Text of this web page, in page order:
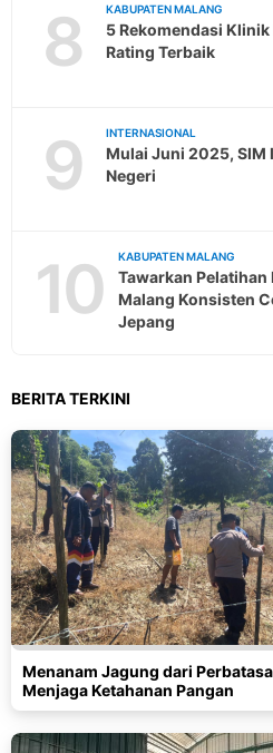
8 KABUPATEN MALANG
5 Rekomendasi
Rating Terbaik
9 INTERNASIONAL
Mulai Juni 2025, SIM
Negeri
10 KABUPATEN MALANG
Tawarkan
Malang Konsisten
Jepang
BERITA TERKINI
Menanam Jagung dari
Menjaga Ketahanan Pangan